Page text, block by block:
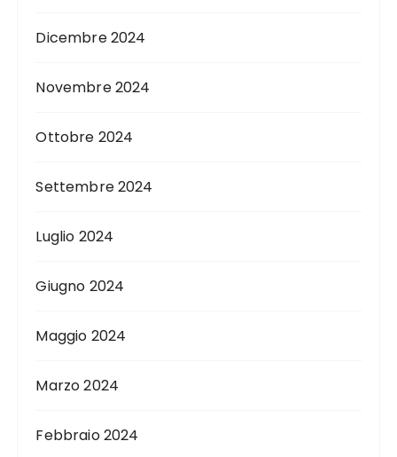
Dicembre 2024
Novembre 2024
Ottobre 2024
Settembre 2024
Luglio 2024
Giugno 2024
Maggio 2024
Marzo 2024
Febbraio 2024